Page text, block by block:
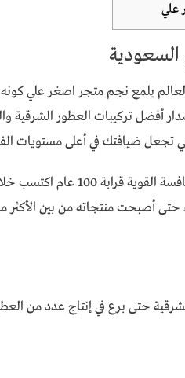
علي
السعودية
يلمع نجم متجر اصغر علي كونه
أفضل تركيبات العطور الشرقية
تجعل ضيافتك في أعلى مستويات
ظهر متجر أصغر علي عام 1924 واستمر
حتى أصبحت منتجاته من بين الأكثر
حتى برع في إنتاج عدد من